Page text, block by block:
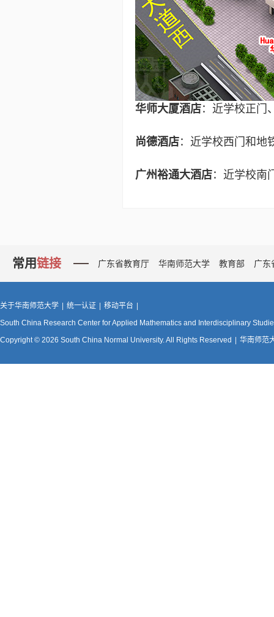
华师大厦酒店：近学校正门
尚德酒店：近学校西门和地
广州裕通大酒店：近学校南
常用链接 广东省教育厅 华南师范大学 教育部 广东
关于华南师范大学 统一认证 移动平台
South China Research Center for Applied Mathematics and Interdisciplinary
Copyright © 2026 South China Normal University. All Rights Reserved
华南师范